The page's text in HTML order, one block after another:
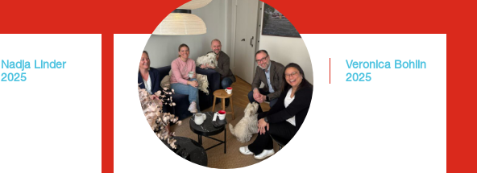
Nadja Linder
2025
Veronica Bohlin
2025